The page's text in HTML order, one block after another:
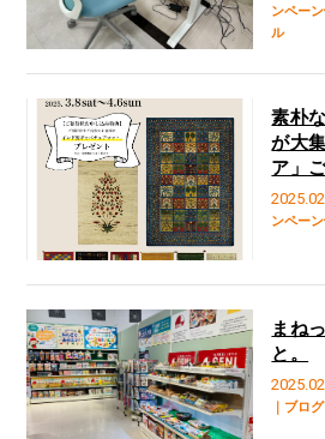
ンペー
ル
ンペー
素朴
が大
ア」
中で
｜ブログ
まね
と。